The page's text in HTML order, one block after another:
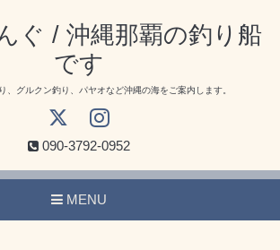
ぐ / 沖縄那覇の釣り船
です
、グルクン釣り、パヤオなど沖縄の海をご案内します。
090-3792-0952
MENU